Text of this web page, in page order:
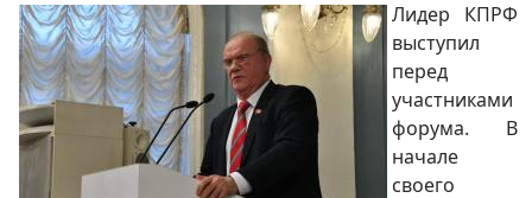
Лидер КПРФ
выступил
перед
участниками
форума. В
начале
своего